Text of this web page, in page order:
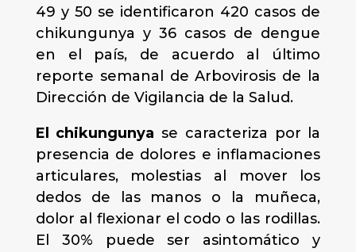
49 y 50 se identificaron 420 casos de
chikungunya y 36 casos de dengue
en el país, de acuerdo al último
reporte semanal de Arbovirosis de la
Dirección de Vigilancia de la Salud.
El chikungunya se caracteriza por la
presencia de dolores e inflamaciones
articulares, molestias al mover los
dedos de las manos o la muñeca,
dolor al flexionar el codo o las rodillas.
El 30% puede ser asintomático y